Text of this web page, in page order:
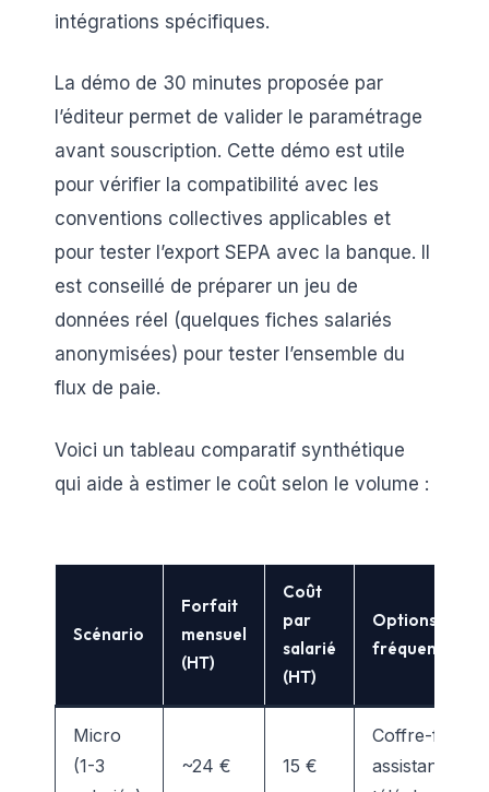
intégrations spécifiques.
La démo de 30 minutes proposée par
l’éditeur permet de valider le paramétrage
avant souscription. Cette démo est utile
pour vérifier la compatibilité avec les
conventions collectives applicables et
pour tester l’export SEPA avec la banque. Il
est conseillé de préparer un jeu de
données réel (quelques fiches salariés
anonymisées) pour tester l’ensemble du
flux de paie.
Voici un tableau comparatif synthétique
qui aide à estimer le coût selon le volume :
Scénario
Forfait
mensuel
(HT)
Coût
par
salarié
(HT)
Options
fréquentes
Micro
(1-3
~24 € 15 €
Coffre-fort,
assistance